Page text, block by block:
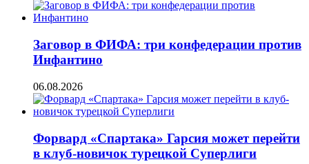
Заговор в ФИФА: три конфедерации против
Инфантино
06.08.2026
Форвард «Спартака» Гарсия может перейти
в клуб-новичок турецкой Суперлиги